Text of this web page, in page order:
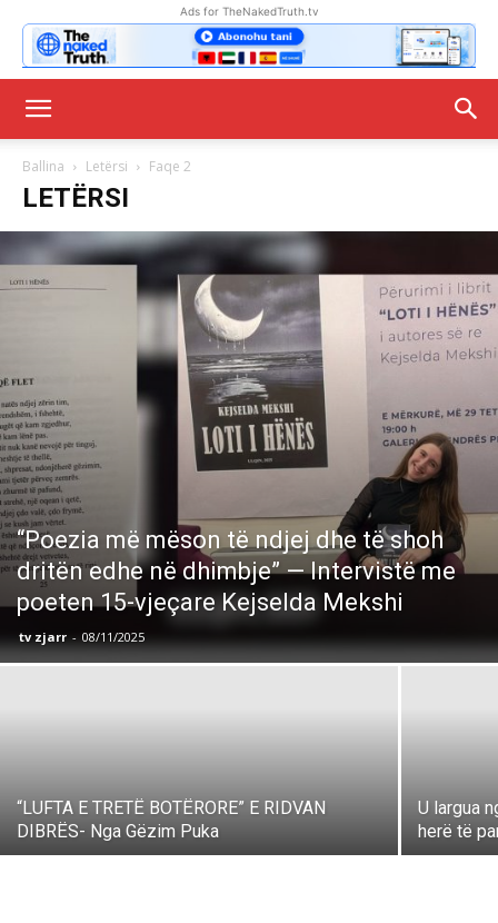
Ads for TheNakedTruth.tv
Ballina Letërsi Faqe 2
LETËRSI
“Poezia më mëson të ndjej dhe të shoh
dritën edhe në dhimbje” — Intervistë me
poeten 15-vjeçare Kejselda Mekshi
tv zjarr - 08/11/2025
“LUFTA E TRETË BOTËRORE” E RIDVAN
DIBRËS- Nga Gëzim Puka
U largua
herë të